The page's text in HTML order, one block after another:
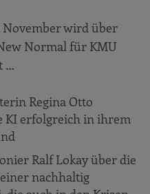
November wird über
Normal für KMU
…
Regina Otto
KI erfolgreich in ihrem
Ralf Lokay über die
nachhaltig